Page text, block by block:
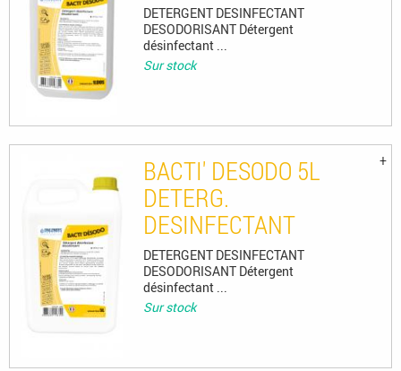
DETERGENT DESINFECTANT
DESODORISANT Détergent
désinfectant ...
Sur stock
BACTI' DESODO 5L
DETERG.
DESINFECTANT
DETERGENT DESINFECTANT
DESODORISANT Détergent
désinfectant ...
Sur stock